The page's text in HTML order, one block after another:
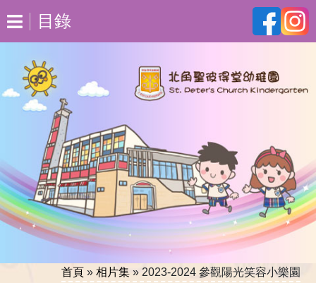
目錄
首頁» 相片集» 2023-2024 參觀陽光笑容小樂園